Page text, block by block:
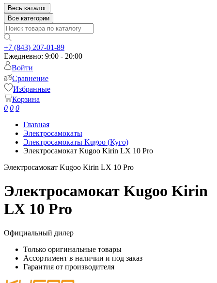
Весь каталог
Все категории
+7 (843) 207-01-89
Ежедневно: 9:00 - 20:00
Войти
Сравнение
Избранные
Корзина
0 0 0
Главная
Электросамокаты
Электросамокаты Kugoo (Куго)
Электросамокат Kugoo Kirin LX 10 Pro
Электросамокат Kugoo Kirin LX 10 Pro
Электросамокат Kugoo Kirin
LX 10 Pro
Официальный дилер
Только оригинальные товары
Ассортимент в наличии и под заказ
Гарантия от производителя